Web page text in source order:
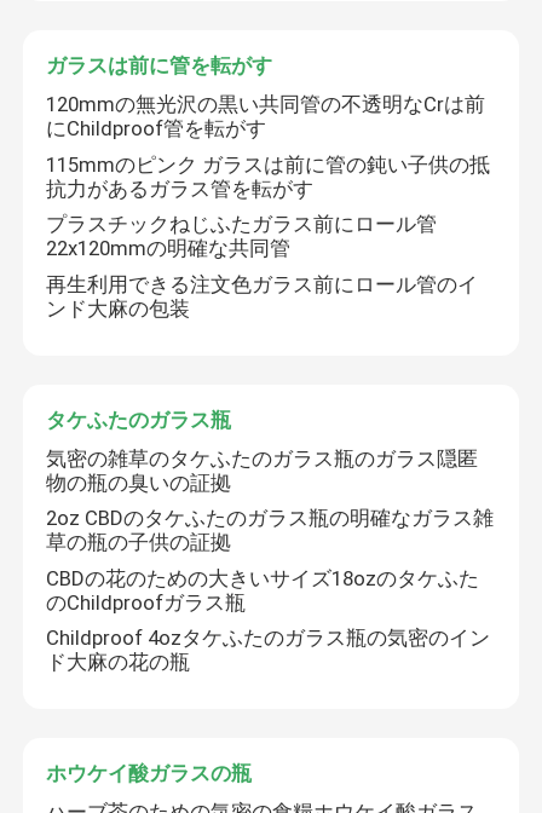
ルアーロックガラスシリンジ
ロール箱を前に壁紙を張りなさい
Vapeカートリッジのパッケージ
ガラスは前に管を転がす
タケふたのガラス瓶
ホウケイ酸ガラスの瓶
ガラス点滴器のびん
ハーブタバコグラインダー
ガラスは前に管を転がす
120mmの無光沢の黒い共同管の不透明なCrは前
にChildproof管を転がす
115mmのピンク ガラスは前に管の鈍い子供の抵
抗力があるガラス管を転がす
プラスチックねじふたガラス前にロール管
22x120mmの明確な共同管
再生利用できる注文色ガラス前にロール管のイ
ンド大麻の包装
タケふたのガラス瓶
気密の雑草のタケふたのガラス瓶のガラス隠匿
物の瓶の臭いの証拠
2oz CBDのタケふたのガラス瓶の明確なガラス雑
草の瓶の子供の証拠
CBDの花のための大きいサイズ18ozのタケふた
のChildproofガラス瓶
Childproof 4ozタケふたのガラス瓶の気密のイン
ド大麻の花の瓶
ホウケイ酸ガラスの瓶